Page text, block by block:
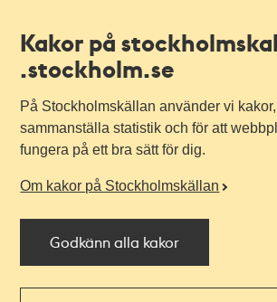
Kakor på
.stockholm.se
På Stockholmskällan använder vi
sammanställa statistik och för att
fungera på ett bra sätt för dig.
Om kakor på Stockholmskällan
Godkänn alla kakor